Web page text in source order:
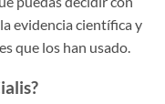
evidencia científica y
que los han usado.